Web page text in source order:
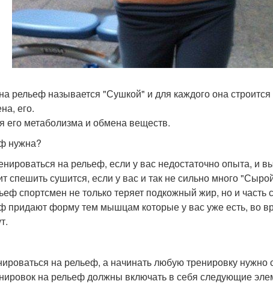
рельеф называется "Сушкой" и для каждого она
его.
его метаболизма и обмена веществ.
нужна?
на рельеф, если у вас недостаточно опыта, и
спешить сушится, если у вас и так не сильно много
спортсмен не только теряет подкожный жир, но и
придают форму тем мышцам которые у вас уже есть, во
на рельеф, а начинать любую тренировку нужно
на рельеф должны включать в себя следующие